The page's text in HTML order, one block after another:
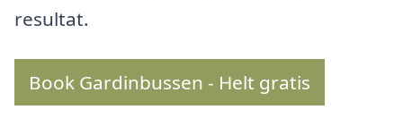
resultat.
Book Gardinbussen - Helt gratis